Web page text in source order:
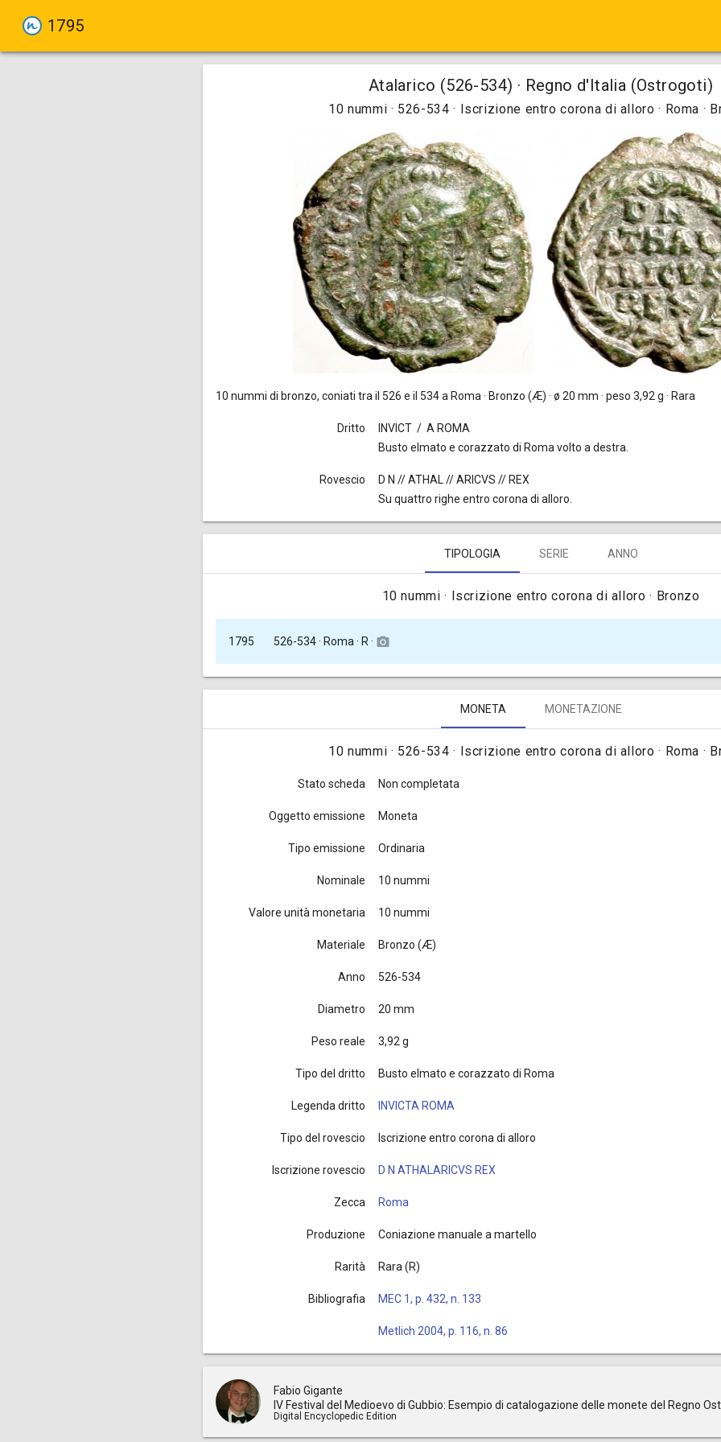
1795
Atalarico (526-534) · Regno d'Italia (Ostrogoti)
10 nummi · 526-534 · Iscrizione entro corona di alloro · Roma ·
10 nummi di bronzo, coniati tra il 526 e il 534 a Roma · Bronzo (Æ) · ø 20 mm · peso 3,92 g · Rara
Dritto
INVICT / A ROMA
Busto elmato e corazzato di Roma volto a destra.
Rovescio
D N // ATHAL // ARICVS // REX
Su quattro righe entro corona di alloro.
TIPOLOGIA SERIE ANNO
10 nummi · Iscrizione entro corona di alloro · Bronzo
1795 526-534· Roma · R · camera_alt
MONETA MONETAZIONE
10 nummi · 526-534 · Iscrizione entro corona di alloro · Roma ·
Stato scheda Non completata
Oggetto emissione Moneta
Tipo emissione Ordinaria
Nominale 10 nummi
Valore unità monetaria 10 nummi
Materiale Bronzo (Æ)
Anno 526-534
Diametro 20 mm
Peso reale 3,92 g
Tipo del dritto Busto elmato e corazzato di Roma
Legenda dritto INVICTA ROMA
Tipo del rovescio Iscrizione entro corona di alloro
Iscrizione rovescio D N ATHALARICVS REX
Zecca Roma
Produzione Coniazione manuale a martello
Rarità Rara (R)
Bibliografia MEC 1, p. 432, n. 133
Metlich 2004, p. 116, n. 86
Fabio Gigante
IV Festival del Medioevo di Gubbio: Esempio di catalogazione delle monete del Regno
Digital Encyclopedic Edition